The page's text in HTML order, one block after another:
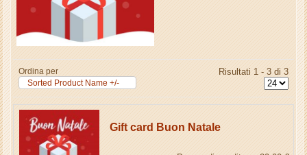
Ordina per
Sorted Product Name +/-
Risultati 1 - 3 di 3
Gift card Buon Natale